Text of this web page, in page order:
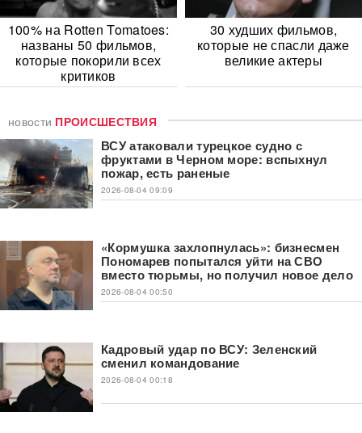
100% на Rotten Tomatoes:
названы 50 фильмов,
которые покорили всех
критиков
30 худших фильмов,
которые не спасли даже
великие актеры
новости ПРОИСШЕСТВИЯ
ВСУ атаковали турецкое судно с
фруктами в Черном море: вспыхнул
пожар, есть раненые
2026-08-04 09:09
«Кормушка захлопнулась»: бизнесмен
Пономарев попытался уйти на СВО
вместо тюрьмы, но получил новое дело
2026-08-04 00:50
Кадровый удар по ВСУ: Зеленский
сменил командование
2026-08-04 00:18